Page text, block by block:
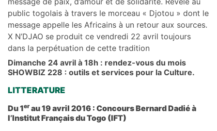
public togolais à travers le morceau « Djotou » dont le
message appelle les Africains à un retour aux sources.
X N’DJAO se produit ce vendredi 22 avril toujours
dans la perpétuation de cette tradition
Dimanche 24 avril à 18h : rendez-vous du mois
SHOWBIZ 228 : outils et services pour la Culture.
LITTERATURE
Du 1er au 19 avril 2016 : Concours Bernard Dadié à
l’Institut Français du Togo (IFT)